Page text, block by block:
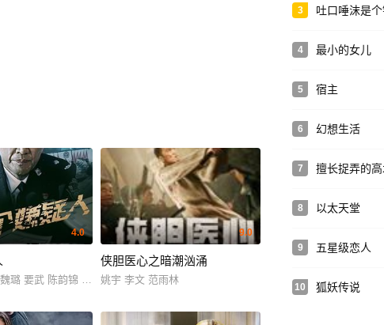
4.0
璐 要武 陈韵锦 高海诚 李达 范正 李丞峰 侯钧博 白云峰 任珅
9.0
侠胆医心之暗潮汹涌
姚宇 李文 范雨林
3 吐口唾沫是
4 最小的女儿
5 宿主
6 幻想生活
7 擅长捉弄的
8 以太天堂
9 五星级恋人
10 狐妖传说